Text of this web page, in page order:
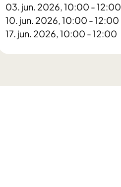
03. jun. 2026, 10:00 - 12:00
10. jun. 2026, 10:00 - 12:00
17. jun. 2026, 10:00 - 12:00